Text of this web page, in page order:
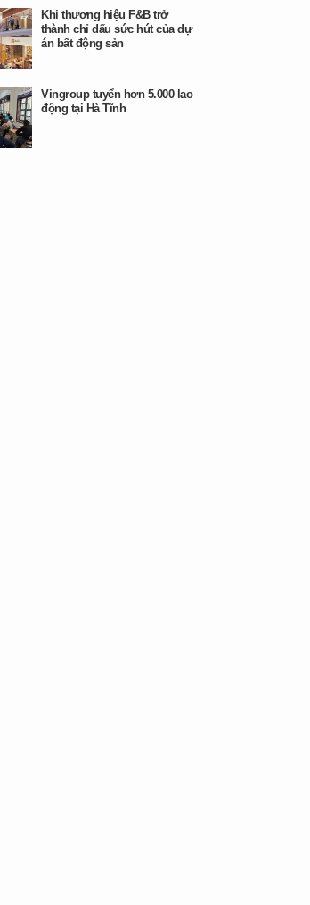
Khi thương hiệu F&B trở
thành chỉ dấu sức hút của dự
án bất động sản
Vingroup tuyển hơn 5.000 lao
động tại Hà Tĩnh